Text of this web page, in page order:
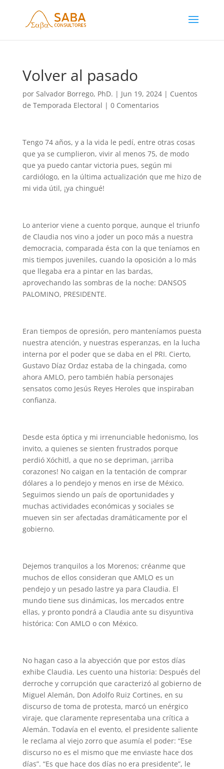
Volver al pasado
por Salvador Borrego, PhD. | Jun 19, 2024| Cuentos
de Temporada Electoral | 0 Comentarios
Tengo 74 años, y a la vida le pedí, entre otras cosas
que ya se cumplieron, vivir al menos 75, de modo
que ya puedo cantar victoria pues, según mi
cardiólogo, en la última actualización que me hizo de
mi vida útil, ¡ya chingué!
Lo anterior viene a cuento porque, aunque el triunfo
de Claudia nos vino a joder un poco más a nuestra
democracia, comparada ésta con la que teníamos en
mis tiempos juveniles, cuando la oposición a lo más
que llegaba era a pintar en las bardas,
aprovechando las sombras de la noche: DANSOS
PALOMINO, PRESIDENTE.
Eran tiempos de opresión, pero manteníamos puesta
nuestra atención, y nuestras esperanzas, en la lucha
interna por el poder que se daba en el PRI. Cierto,
Gustavo Díaz Ordaz estaba de la chingada, como
ahora AMLO, pero también había personajes
sensatos como Jesús Reyes Heroles que inspiraban
confianza.
Desde esta óptica y mi irrenunciable hedonismo, los
invito, a quienes se sienten frustrados porque
perdió Xóchitl, a que no se depriman, ¡arriba
corazones! No caigan en la tentación de comprar
dólares a lo pendejo y menos en irse de México.
Seguimos siendo un país de oportunidades y
muchas actividades económicas y sociales se
mueven sin ser afectadas dramáticamente por el
gobierno.
Dejemos tranquilos a los Morenos; créanme que
muchos de ellos consideran que AMLO es un
pendejo y un pesado lastre ya para Claudia. El
mundo tiene sus dinámicas, los mercados entre
ellas, y pronto pondrá a Claudia ante su disyuntiva
histórica: Con AMLO o con México.
No hagan caso a la abyección que por estos días
exhibe Claudia. Les cuento una historia: Después del
derroche y corrupción que caracterizó al gobierno de
Miguel Alemán, Don Adolfo Ruiz Cortines, en su
discurso de toma de protesta, marcó un enérgico
viraje, que claramente representaba una crítica a
Alemán. Todavía en el evento, el presidente saliente
le reclama al viejo zorro que asumía el poder: “Ese
discurso no es el mismo que me enviaste hace dos
días”. “Es que hace dos días no era presidente”, le